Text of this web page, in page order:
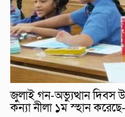
জুলাই গন-অভ্যুত্থান দিবস
কন্যা নীলা ১ম স্হান